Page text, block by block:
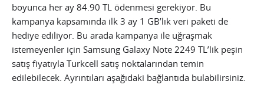
boyunca her ay 84.90 TL ödenmesi gerekiyor. Bu
kampanya kapsamında ilk 3 ay 1 GB’lık veri paketi de
hediye ediliyor. Bu arada kampanya ile uğraşmak
istemeyenler için Samsung Galaxy Note 2249 TL’lik peşin
satış fiyatıyla Turkcell satış noktalarından temin
edilebilecek. Ayrıntıları aşağıdaki bağlantıda bulabilirsiniz.